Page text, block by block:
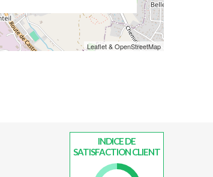
Leaflet & OpenStreetMap
INDICE DE
SATISFACTION CLIENT